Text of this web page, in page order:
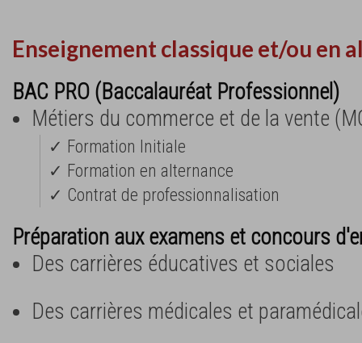
Enseignement classique et/ou en
BAC PRO (Baccalauréat Professionnel)
Métiers du commerce et de la vente
✓ Formation Initiale
✓ Formation en alternance
✓ Contrat de professionnalisation
Préparation aux examens et concours
Des carrières éducatives et sociales
Des carrières médicales et